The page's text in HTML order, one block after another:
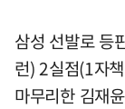
삼성 선발로 등
런) 2실점(1자
마무리한 김재